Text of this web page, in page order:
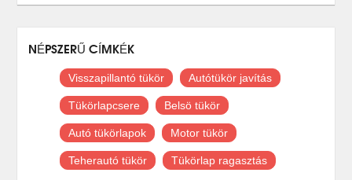
NÉPSZERŰ CÍMKÉK
Visszapillantó tükör Autótükör javítás
Tükörlapcsere Belsö tükör
Autó tükörlapok Motor tükör
Teherautó tükör Tükörlap ragasztás